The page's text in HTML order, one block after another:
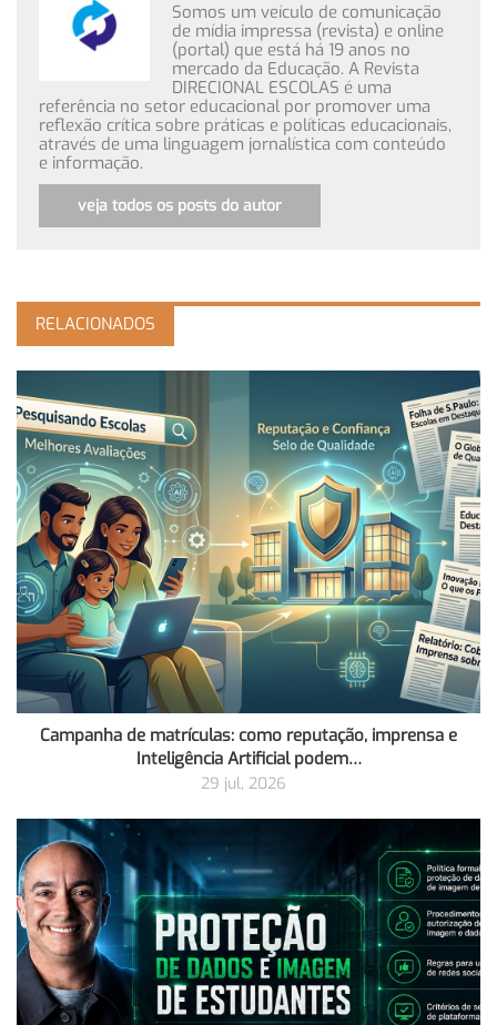
Somos um veículo de comunicação
de mídia impressa (revista) e online
(portal) que está há 19 anos no
mercado da Educação. A Revista
DIRECIONAL ESCOLAS é uma
referência no setor educacional por promover uma
reflexão crítica sobre práticas e políticas educacionais,
através de uma linguagem jornalística com conteúdo
e informação.
veja todos os posts do autor
RELACIONADOS
Campanha de matrículas: como reputação, imprensa e
Inteligência Artificial podem…
29 jul, 2026